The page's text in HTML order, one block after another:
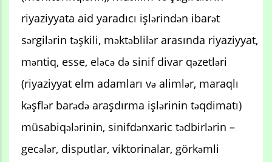
riyaziyyata aid yaradıcı işlərindən ibarət
sərgilərin təşkili, məktəblilər arasında riyaziyyat,
məntiq, esse, eləcə də sinif divar qəzetləri
(riyaziyyat elm adamları və alimlər, maraqlı
kəşflər barədə araşdırma işlərinin təqdimatı)
müsabiqələrinin, sinifdənxaric tədbirlərin –
gecələr, disputlar, viktorinalar, görkəmli